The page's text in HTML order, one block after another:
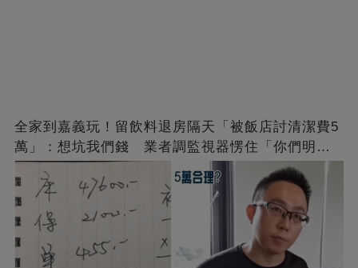
全家到嘉義玩！留飲料退房隔天「被飯店討清潔費5
萬」：想坑我們錢 業者調監視器愣住「你們明明
有回來」